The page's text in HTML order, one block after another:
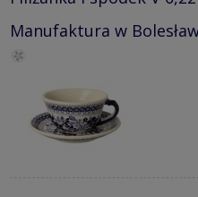
Manufaktura w